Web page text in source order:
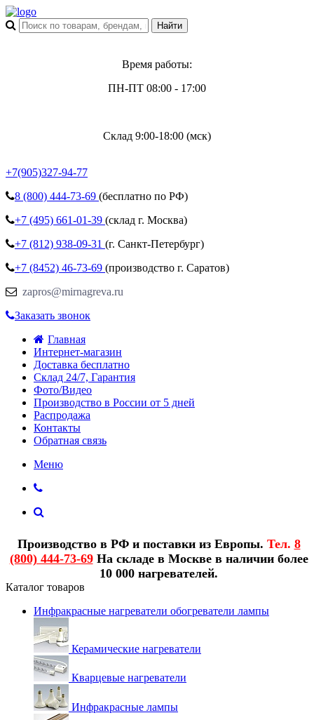
Время работы:
ПН-ПТ 08:00 - 17:00
Склад 9:00-18:00 (мск)
+7(905)327-94-77
8 (800) 444-73-69 (бесплатно по РФ)
+7 (495) 661-01-39 (склад г. Москва)
+7 (812) 938-09-31 (г. Санкт-Петербург)
+7 (8452) 46-73-69 (производство г. Саратов)
zapros@mirnagreva.ru
Заказать звонок
Главная
Интернет-магазин
Доставка бесплатно
Склад 24/7, Гарантия
Фото/Видео
Производство в России от 5 дней
Распродажа
Контакты
Обратная связь
Меню
Производство в РФ и поставки из Европы. Тел. 8
(800) 444-73-69На складе в Москве в наличии более
10 000 нагревателей.
Каталог товаров
Инфракрасные нагреватели обогреватели лампы
Керамические нагреватели
Кварцевые нагреватели
Инфракрасные лампы